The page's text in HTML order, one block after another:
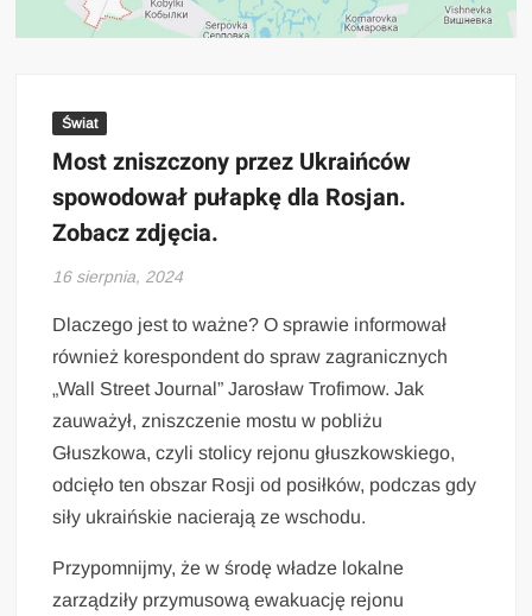
Świat
Most zniszczony przez Ukraińców
spowodował pułapkę dla Rosjan.
Zobacz zdjęcia.
16 sierpnia, 2024
Dlaczego jest to ważne? O sprawie informował
również korespondent do spraw zagranicznych
„Wall Street Journal” Jarosław Trofimow. Jak
zauważył, zniszczenie mostu w pobliżu
Głuszkowa, czyli stolicy rejonu głuszkowskiego,
odcięło ten obszar Rosji od posiłków, podczas gdy
siły ukraińskie nacierają ze wschodu.
Przypomnijmy, że w środę władze lokalne
zarządziły przymusową ewakuację rejonu